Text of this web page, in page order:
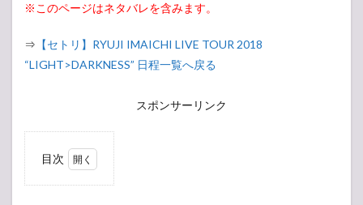
※このページはネタバレを含みます。
⇒ 【セトリ】RYUJI IMAICHI LIVE TOUR 2018
“LIGHT>DARKNESS” 日程一覧へ戻る
スポンサーリンク
目次